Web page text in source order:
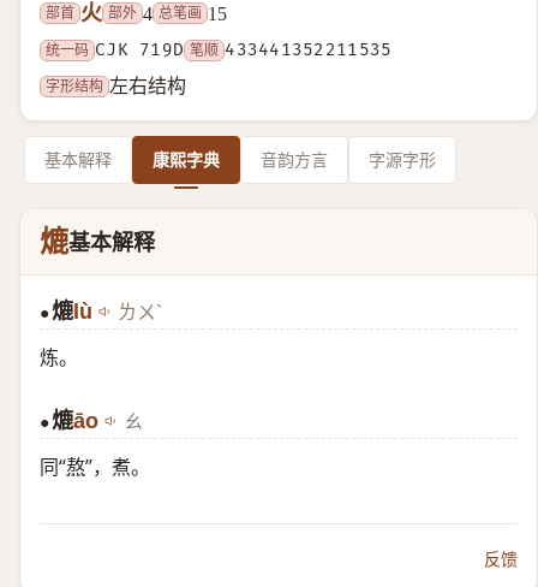
部首 火 部外 4 总笔画 15
统一码 CJK 719D 笔顺 433441352211535
字形结构 左右结构
基本解释 康熙字典 音韵方言 字源字形
熝基本解释
●熝lù ㄌㄨˋ
炼。
●熝āo ㄠ
同“熬”，煮。
反馈